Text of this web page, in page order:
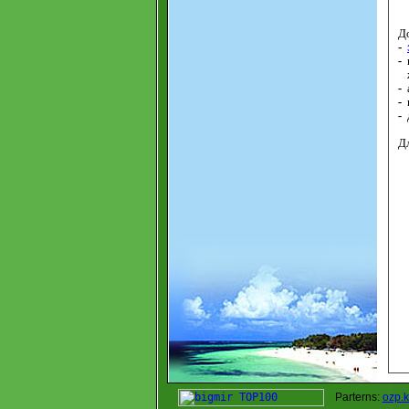
-
-
-
-
-
Parterns: